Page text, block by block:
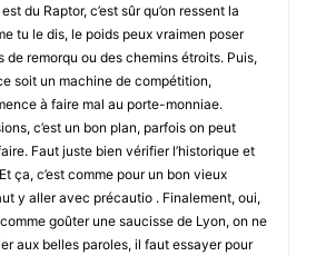
du Raptor, c’est sûr qu’on ressent la
tu le dis, le poids peux vraimen poser
de remorqu ou des chemins étroits. Puis,
soit un machine de compétition,
à faire mal au porte-monniae.
c’est un bon plan, parfois on peut
Faut juste bien vérifier l’historique et
ça, c’est comme pour un bon vieux
y aller avec précautio . Finalement, oui,
goûter une saucisse de Lyon, on ne
aux belles paroles, il faut essayer pour